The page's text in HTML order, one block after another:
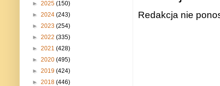
Redakcja nie
► 2025 (150)
► 2024 (243)
► 2023 (254)
► 2022 (335)
► 2021 (428)
► 2020 (495)
► 2019 (424)
► 2018 (446)